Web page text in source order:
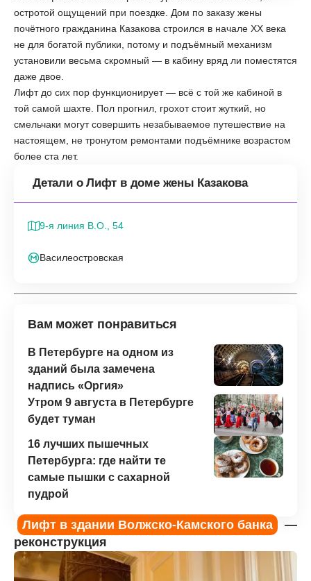
остротой ощущений при поездке. Дом по заказу жены
почётного гражданина Казакова строился в начале XX века
не для богатой публики, потому и подъёмный механизм
установили весьма скромный — в кабину вряд ли поместятся
даже двое.
Лифт до сих пор функционирует — всё с той же кабиной в
той самой шахте. Пол прогнил, грохот стоит жуткий, но
смельчаки могут совершить незабываемое путешествие на
настоящем, не тронутом ремонтами подъёмнике возрастом
более ста лет.
Детали о Лифт в доме жены Казакова
9-я линия В.О., 54
Василеостровская
Вам может понравиться
В Петербурге на одном из
зданий была замечена
надпись «Оргия»
Утром 9 августа в Петербурге
будет туман
16 лучших пышечных
Петербурга: где найти те
самые пышки с сахарной
пудрой
Лифт в здании Волжско-Камского банка
—
реконструкция